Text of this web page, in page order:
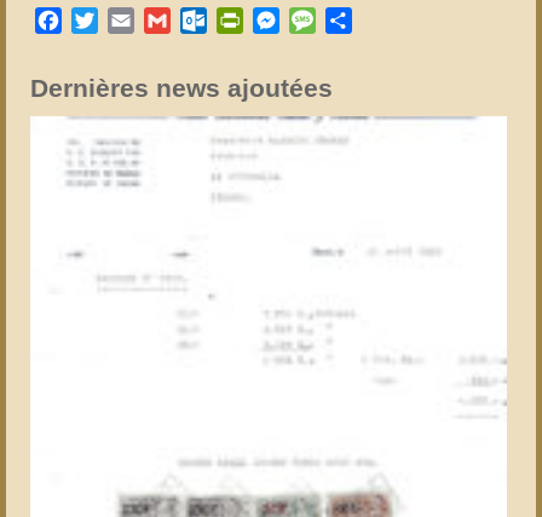
Facebook
TwitterEmail GmailOutlook.com
PrintFriendly
Messenger
Message
Dernières news ajoutées